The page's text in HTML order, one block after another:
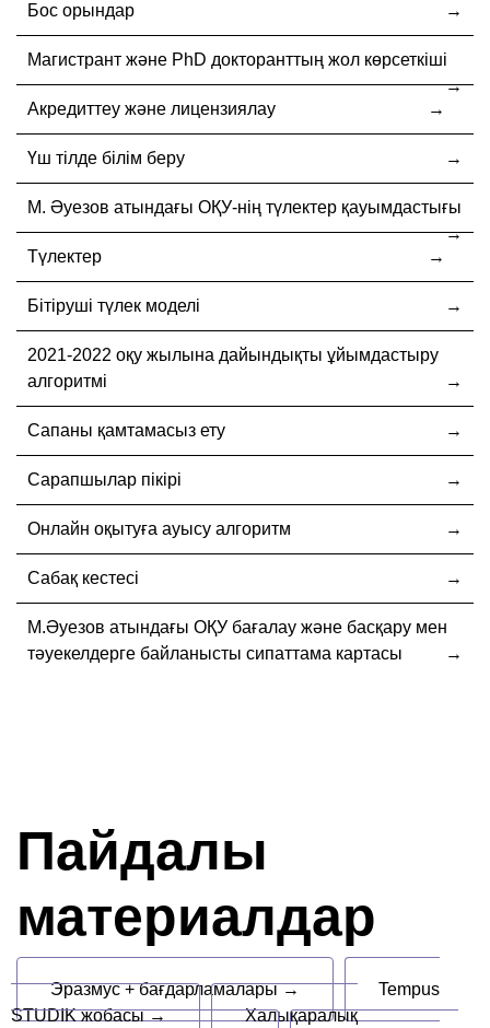
Бос орындар
Магистрант және PhD докторанттың жол көрсеткіші
Акредиттеу және лицензиялау
Үш тілде білім беру
М. Әуезов атындағы ОҚУ-нің түлектер қауымдастығы
Түлектер
Бітіруші түлек моделі
2021-2022 оқу жылына дайындықты ұйымдастыру
алгоритмі
Сапаны қамтамасыз ету
Сарапшылар пікірі
Онлайн оқытуға ауысу алгоритм
Сабақ кестесі
М.Әуезов атындағы ОҚУ бағалау және басқару мен
тәуекелдерге байланысты сипаттама картасы
Пайдалы
материалдар
Эразмус + бағдарламалары →
Tempus
STUDIK жобасы →
Халықаралық